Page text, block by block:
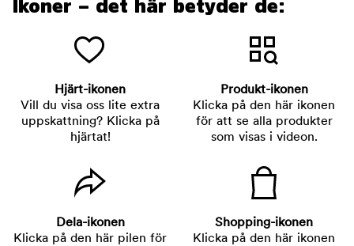
Ikoner – det här betyder de:
Hjärt-ikonen
Vill du visa oss lite extra
uppskattning? Klicka på
hjärtat!
Produkt-ikonen
Klicka på den här ikonen
för att se alla produkter
som visas i videon.
Dela-ikonen
Klicka på den här pilen för
Shopping-ikonen
Klicka på den här ikonen